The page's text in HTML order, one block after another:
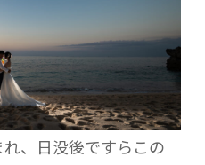
、日没後ですらこの